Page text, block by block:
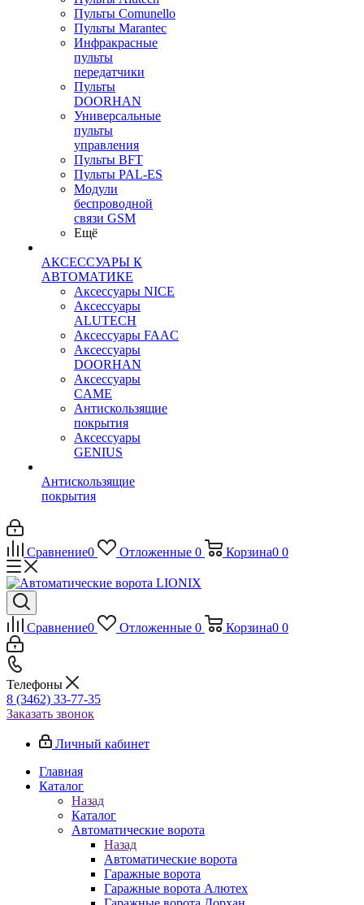
Пульты Сomunello
Пульты Marantec
Инфракрасные
пульты
передатчики
Пульты
DOORHAN
Универсальные
пульты
управления
Пульты BFT
Пульты PAL-ES
Модули
беспроводной
связи GSM
Ещё
АКСЕССУАРЫ К
АВТОМАТИКЕ
Аксессуары NICE
Аксессуары
ALUTECH
Аксессуары FAAC
Аксессуары
DOORHAN
Аксессуары
CAME
Антискользящие
покрытия
Аксессуары
GENIUS
Антискользящие
покрытия
Сравнение0 Отложенные 0 Корзина0 0
Сравнение0 Отложенные 0 Корзина0 0
Телефоны
8 (3462) 33-77-35
Заказать звонок
Личный кабинет
Главная
Каталог
Назад
Каталог
Автоматические ворота
Назад
Автоматические ворота
Гаражные ворота
Гаражные ворота Алютех